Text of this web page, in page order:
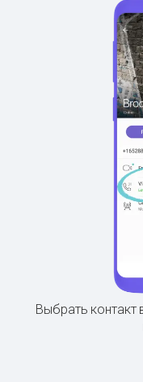
Выбрать контакт